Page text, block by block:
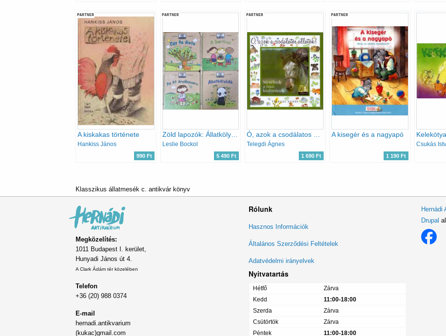
PARTNER
A kiskakas története
Hankiss János
990 Ft
PARTNER
Zöld lapozók: Állatkölykök + Egy fa élete + A kertben + Az öt érzékszerv
Leslie Bockol
5 490 Ft
PARTNER
Telegdi Ágnes
1 690 Ft
PARTNER
A kisegér és a nagyapó
1 190 Ft
Klasszikus állatmesék c. antikvár könyv
Megközelítés:
1011 Budapest I. kerület,
Hunyadi János út 4.
A Clark Ádám tér közelében
Telefon
+36 (20) 988 0374
E-mail
hernadi.antikvarium
(kukac)gmail.com
Rólunk
Lábléc
menü
Hasznos Információk
Általános Szerződési Feltételek
Adatvédelmi irányelvek
Nyitvatartás
Hétfő
Zárva
Kedd
11:00-18:00
Szerda
Zárva
Csütörtök
Zárva
Péntek
11:00-18:00
Hernádi
Drupal